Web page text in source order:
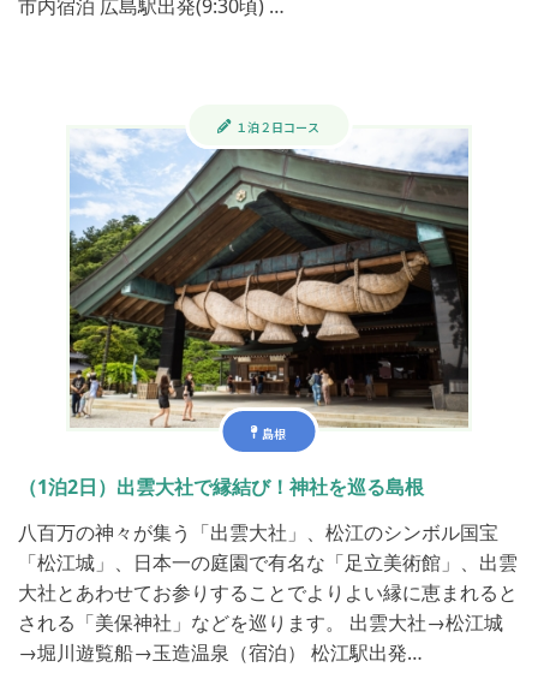
市内宿泊 広島駅出発(9:30頃) …
島根
１泊２日コース
（1泊2日）出雲大社で縁結び！神社を巡る島根
八百万の神々が集う「出雲大社」、松江のシンボル国宝
「松江城」、日本一の庭園で有名な「足立美術館」、出雲
大社とあわせてお参りすることでよりよい縁に恵まれると
される「美保神社」などを巡ります。 出雲大社→松江城
→堀川遊覧船→玉造温泉（宿泊） 松江駅出発…